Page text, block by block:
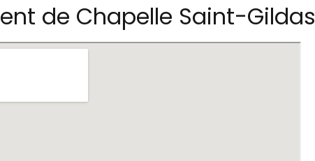
de Chapelle Saint-Gildas